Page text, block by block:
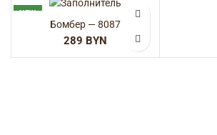
NEW
Бомбер — 8087
BYN